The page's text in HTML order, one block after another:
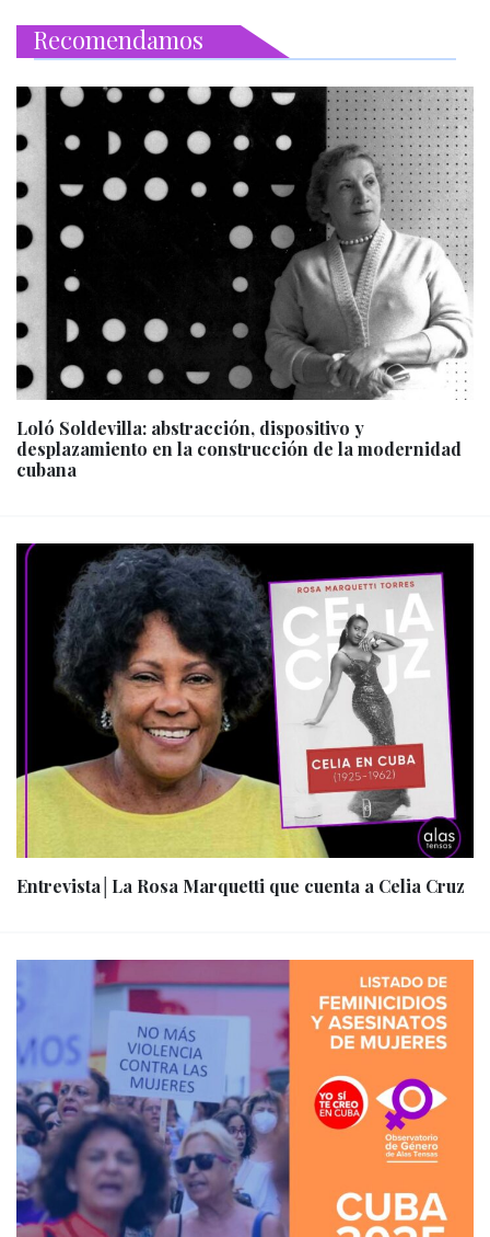
Recomendamos
Loló Soldevilla: abstracción, dispositivo y
desplazamiento en la construcción de la modernidad
cubana
Entrevista│La Rosa Marquetti que cuenta a Celia Cruz